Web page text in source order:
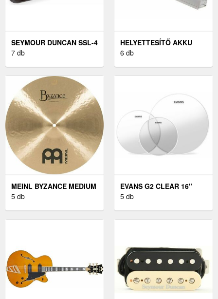
SEYMOUR DUNCAN SSL-4
FEKETE
7 db
HELYETTESÍTŐ AKKU
TÍPUS 934T2780F FEHÉR
6 db
MEINL BYZANCE MEDIUM
CRASH CINTÁNYÉR 16"
5 db
EVANS G2 CLEAR 16"
DOBBŐR
5 db